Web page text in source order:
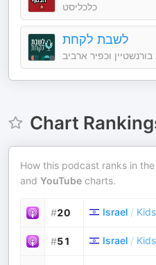
כלכליסט
לשבת לקחת
וכפיר ארביב
Chart
How this podcast ranks in the
and YouTube charts.
#20 Israel /
#51 Israel /